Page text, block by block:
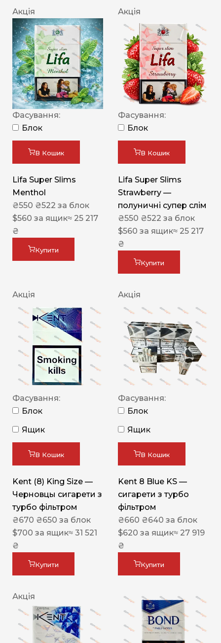
Акція
Фасування:
Блок
В Кошик
Lifa Super Slims
Menthol
₴550 ₴522 за блок
$560 за ящик≈ 25 217
₴
Купити
Акція
Фасування:
Блок
В Кошик
Lifa Super Slims
Strawberry —
полуничні супер слім
₴550 ₴522 за блок
$560 за ящик≈ 25 217
₴
Купити
Акція
Фасування:
Блок
Ящик
В Кошик
Kent (8) King Size —
Черновцы сигарети з
турбо фільтром
₴670 ₴650 за блок
$700 за ящик≈ 31 521
₴
Купити
Акція
Фасування:
Блок
Ящик
В Кошик
Kent 8 Blue KS —
сигарети з турбо
фільтром
₴660 ₴640 за блок
$620 за ящик≈ 27 919
₴
Купити
Акція